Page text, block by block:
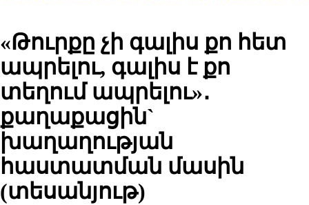
«Թուրքը չի գալիս քո հետ
ապրելու, գալիս է քո
տեղում ապրելու»․
քաղաքացին`
խաղաղության
հաստատման մասին
(տեսանյութ)